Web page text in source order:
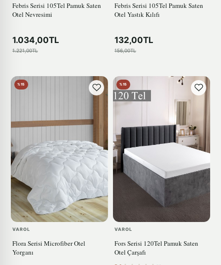
Febris Serisi 105Tel Pamuk Saten
Otel Nevresimi
1.034,00TL
1.221,00TL
Febris Serisi 105Tel Pamuk Saten
Otel Yastık Kılıfı
132,00TL
156,00TL
%15
VAROL
Flora Serisi Microfiber Otel
Yorganı
%15
VAROL
Fors Serisi 120Tel Pamuk Saten
Otel Çarşafı